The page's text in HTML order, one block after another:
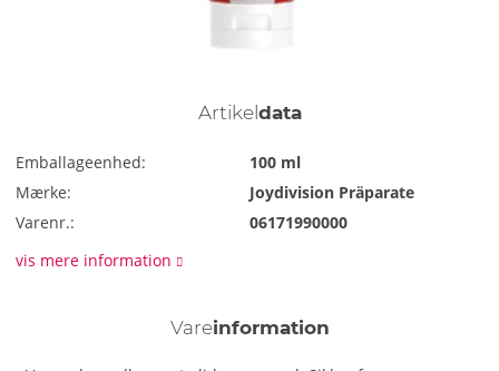
Artikeldata
Emballageenhed:
100 ml
Mærke:
Joydivision Präparate
Varenr.:
06171990000
vis mere information
Vareinformation